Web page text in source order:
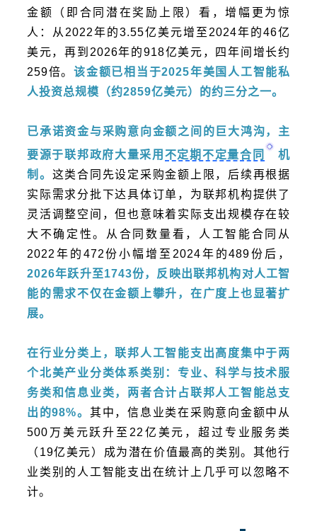
金额（即合同潜在奖励上限）看，增幅更为惊
人：从2022年的3.55亿美元增至2024年的46亿
美元，再到2026年的918亿美元，四年间增长约
259倍。该金额已相当于2025年美国人工智能私
人投资总规模（约2859亿美元）的约三分之一。
已承诺资金与采购意向金额之间的巨大鸿沟，主
要源于联邦政府大量采用 不定期不定量合同
机
制。 这类合同先设定采购金额上限，后续再根据
实际需求分批下达具体订单，为联邦机构提供了
灵活调整空间，但也意味着实际支出规模存在较
大不确定性。从合同数量看，人工智能合同从
2022年的472份小幅增至2024年的489份后，
2026年跃升至1743份，反映出联邦机构对人工智
能的需求不仅在金额上攀升，在广度上也显著扩
展。
在行业分类上，联邦人工智能支出高度集中于两
个北美产业分类体系类别：专业、科学与技术服
务类和信息业类，两者合计占联邦人工智能总支
出的98%。 其中，信息业类在采购意向金额中从
500万美元跃升至22亿美元，超过专业服务类
（19亿美元）成为潜在价值最高的类别。其他行
业类别的人工智能支出在统计上几乎可以忽略不
计。